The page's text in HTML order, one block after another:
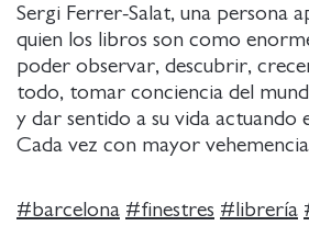
Sergi Ferrer-Salat, una persona
quien los libros son como
poder observar, descubrir,
todo, tomar conciencia del
y dar sentido a su vida actuando
Cada vez con mayor
#barcelona #finestres #librería